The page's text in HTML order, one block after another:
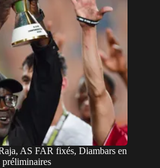
AS FAR fixés, Diambars en